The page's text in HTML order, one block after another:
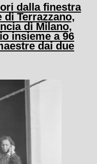
dalla finestra
di Terrazzano,
di Milano,
insieme a 96
dai due